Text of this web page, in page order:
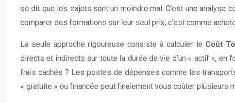
se dit que les trajets sont un moindre mal. C’est une analyse
comparer des formations sur leur seul prix, c’est comme
La seule approche rigoureuse consiste à calculer le Coût
directs et indirects sur toute la durée de vie d’un « actif », en
frais cachés ? Les postes de dépenses comme les
« gratuite » ou financée peut finalement vous coûter plusieurs